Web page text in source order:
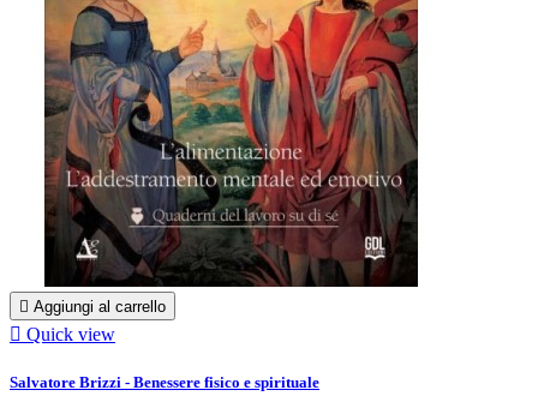
 Aggiungi al carrello
 Quick view
Salvatore Brizzi - Benessere fisico e spirituale